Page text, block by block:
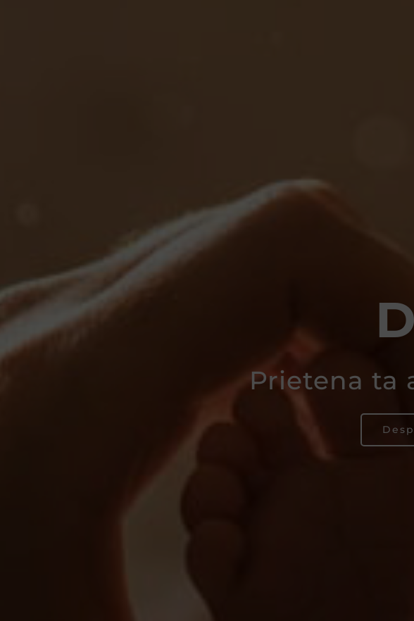
Prietena ta